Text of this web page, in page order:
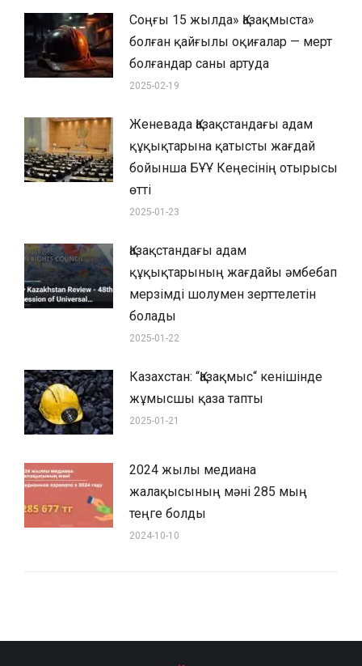
Соңғы 15 жылда» Қазақмыста»
болған қайғылы оқиғалар — мерт
болғандар саны артуда
2025-02-19
Женевада Қазақстандағы адам
құқықтарына қатысты жағдай
бойынша БҰҰ Кеңесінің отырысы
өтті
2025-01-23
Қазақстандағы адам
құқықтарының жағдайы әмбебап
мерзімді шолумен зерттелетін
болады
2025-01-22
Казахстан: “Қазақмыс“ кенішінде
жұмысшы қаза тапты
2025-01-21
2024 жылы медиана
жалақысының мәні 285 мың
теңге болды
2024-10-10